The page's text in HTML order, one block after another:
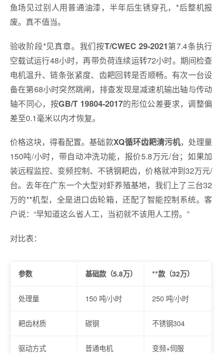
鱼场见过别人用普通油漆，半年后生锈穿孔，*后整机报
废。真不值当。
验收阶段*见真章。我们按T/CWEC 29-2021第7.4条执行
空载试运行48小时，再带负荷连续运转72小时。期间检查
电机温升、链条张紧度、齿耙回转是否顺畅。有次一台设
备在第68小时突然跳闸，排查发现是减速机输出轴与传动
轴不同心，按GB/T 19804-2017的形位公差要求，调整偏
差至0.1毫米以内才恢复。
价格这块，得看配置。基础款XQ循环齿耙清污机，处理量
150吨/小时，带自动冲洗功能，报价5.8万元/台；如果加
装远程监控、变频控制、不锈钢耙齿，价格就冲到32万元/
台。去年在广东一个大型对虾养殖基地，我们上了三台32
万的**机型，全是进口齿轮箱，还配了智能控制系统。客
户说：“早知道这么省人工，当初就不该用人工捞。”
对比表：
参数 基础款（5.8万） **款（32万）
处理量 150 吨/小时 250 吨/小时
耙齿材质 碳钢 不锈钢304
驱动方式 普通电机 变频+伺服